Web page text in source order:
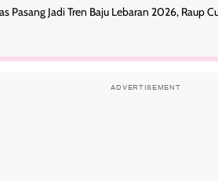
Pasang Jadi Tren Baju Lebaran 2026, Raup
ADVERTISEMENT